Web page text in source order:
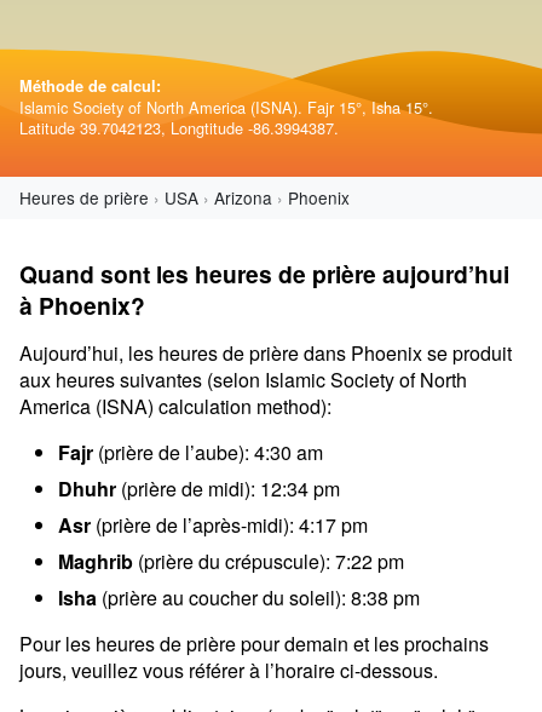
Méthode de calcul:
Islamic Society of North America (ISNA). Fajr 15°, Isha 15°.
Latitude 39.7042123, Longtitude -86.3994387.
Heures de prière USA Arizona Phoenix
Quand sont les heures de prière aujourd’hui
à Phoenix?
Aujourd’hui, les heures de prière dans Phoenix se produit
aux heures suivantes (selon Islamic Society of North
America (ISNA) calculation method):
Fajr (prière de l’aube): 4:30 am
Dhuhr (prière de midi): 12:34 pm
Asr (prière de l’après-midi): 4:17 pm
Maghrib (prière du crépuscule): 7:22 pm
Isha (prière au coucher du soleil): 8:38 pm
Pour les heures de prière pour demain et les prochains
jours, veuillez vous référer à l’horaire ci-dessous.